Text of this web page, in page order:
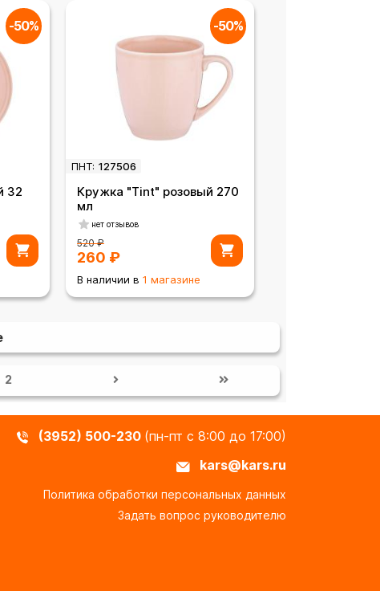
-50%
32
ПНТ: 127506
-50%
Кружка "Tint" розовый 270
мл
нет отзывов
520₽
260 ₽
В наличии в 1 магазине
2
(3952) 500-230 (пн-пт с 8:00 до 17:00)
kars@kars.ru
Политика обработки персональных данных
Задать вопрос руководителю